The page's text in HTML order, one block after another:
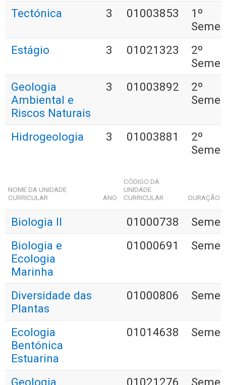
Tectónica
3 01003853
1º
Estágio
3 01021323
2º
Geologia
Ambiental e
Riscos Naturais
3 01003892
2º
Hidrogeologia 3 01003881
2º
NOME DA UNIDADE
CURRICULAR
ANO
CÓDIGO DA
UNIDADE
CURRICULAR
DURAÇÃO
Biologia II 01000738
Biologia e
Ecologia
Marinha
01000691
Diversidade das
Plantas
01000806
Ecologia
Bentónica
Estuarina
01014638
Geologia
01021276